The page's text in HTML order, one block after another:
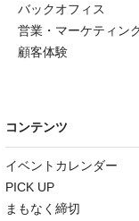
バックオフィス
営業・マーケティン
顧客体験
コンテンツ
イベントカレンダー
PICK UP
まもなく締切